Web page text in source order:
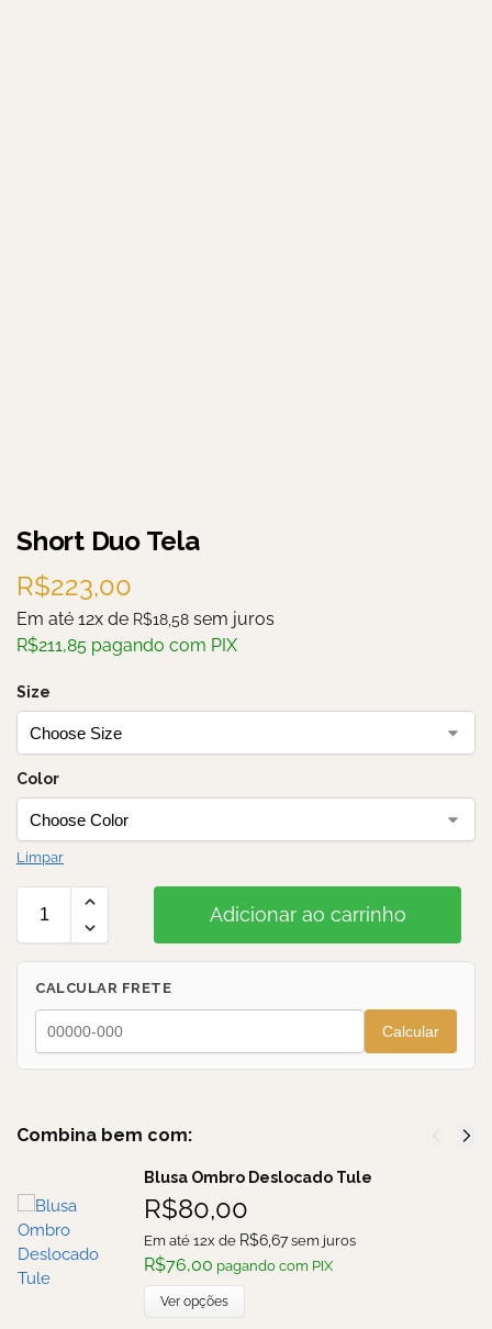
Short Duo Tela
R$223,00
Em até 12x de R$18,58 sem juros
R$211,85 pagando com PIX
Size
Color
Limpar
Adicionar ao carrinho
CALCULAR FRETE
Calcular
Combina bem com:
Blusa Ombro Deslocado Tule
R$80,00
Em até 12x de R$6,67sem juros
R$76,00 pagando com PIX
Ver opções